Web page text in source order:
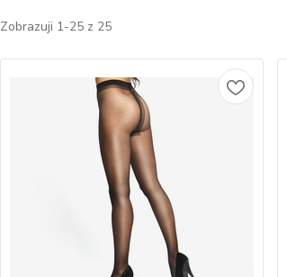
Zobrazuji 1-25 z 25